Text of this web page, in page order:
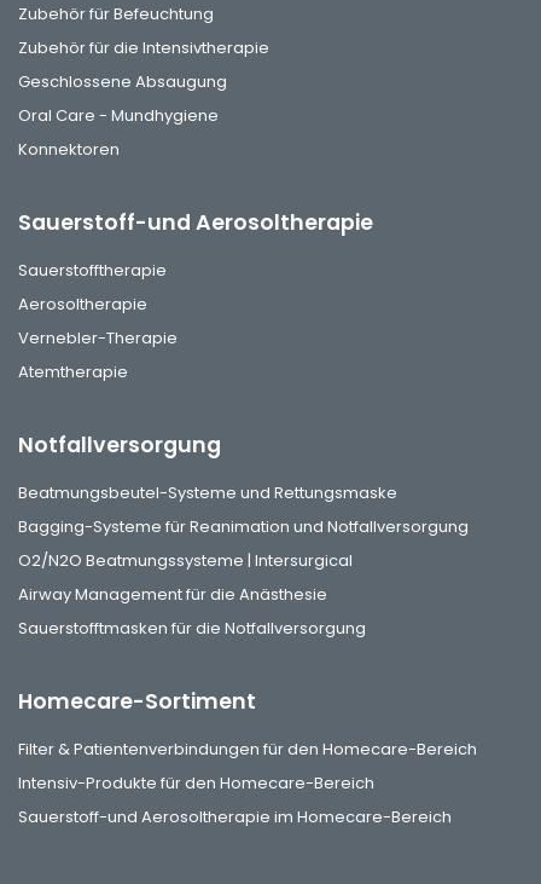
Zubehör für Befeuchtung
Zubehör für die Intensivtherapie
Geschlossene Absaugung
Oral Care - Mundhygiene
Konnektoren
Sauerstoff-und Aerosoltherapie
Sauerstofftherapie
Aerosoltherapie
Vernebler-Therapie
Atemtherapie
Notfallversorgung
Beatmungsbeutel-Systeme und Rettungsmaske
Bagging-Systeme für Reanimation und Notfallversorgung
O2/N2O Beatmungssysteme | Intersurgical
Airway Management für die Anästhesie
Sauerstofftmasken für die Notfallversorgung
Homecare-Sortiment
Filter & Patientenverbindungen für den Homecare-Bereich
Intensiv-Produkte für den Homecare-Bereich
Sauerstoff-und Aerosoltherapie im Homecare-Bereich